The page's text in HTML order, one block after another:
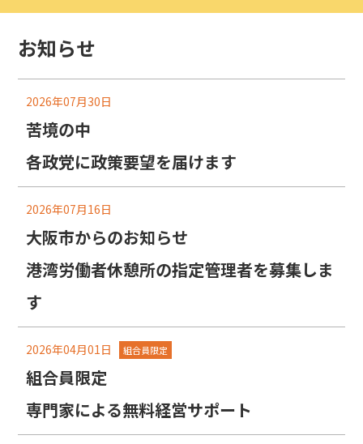
お知らせ
2026年07月30日
苦境の中
各政党に政策要望を届けます
2026年07月16日
大阪市からのお知らせ
港湾労働者休憩所の指定管理者を募集しま
す
2026年04月01日 組合員限定
組合員限定
専門家による無料経営サポート